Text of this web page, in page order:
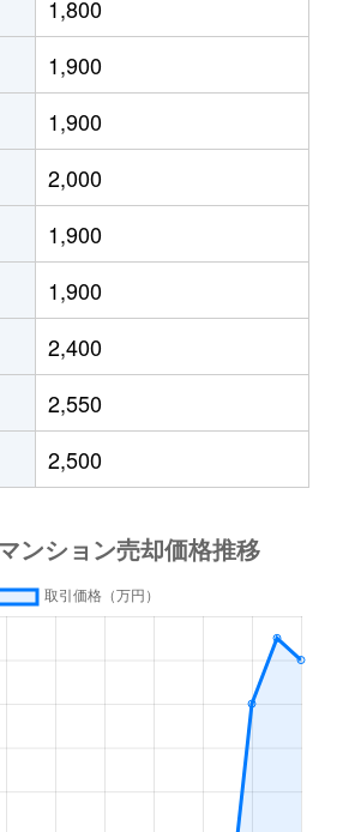
5,000万円
3,700万円
4,800万円
5,400万円
4,900万円
4,800万円
4,200万円
4,600万円
4,700万円
塚口(ＪＲ)
4,300万円
塚口(ＪＲ)
4,800万円
塚口(ＪＲ)
1,800
1,900
1,900
2,000
1,900
1,900
2,400
2,550
2,500